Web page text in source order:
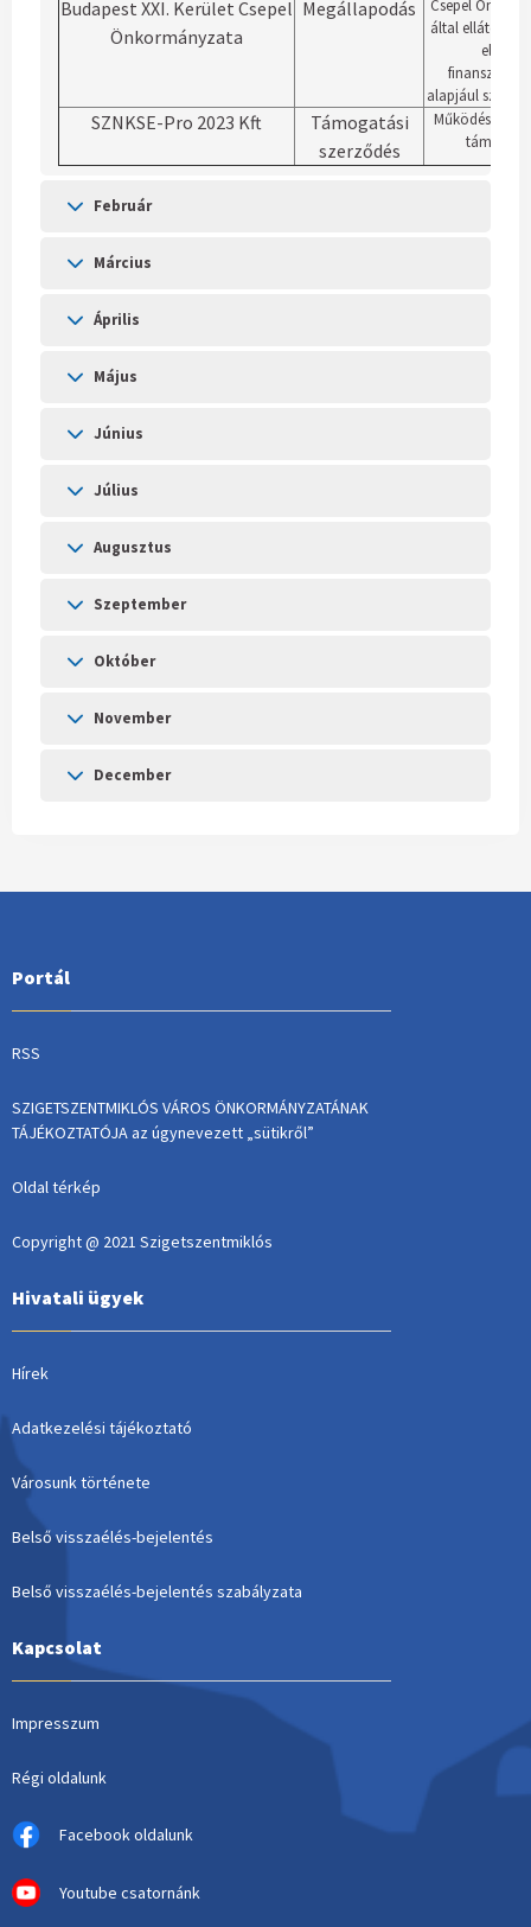
Budapest XXI. Kerület Csepel
Önkormányzata
Megállapodás
Csepel
által ellátott
ellátása
alapjául
SZNKSE-Pro 2023 Kft
Támogatási
szerződés
Működési
Február
Március
Április
Május
Június
Július
Augusztus
Szeptember
Október
November
December
Portál
RSS
SZIGETSZENTMIKLÓS VÁROS ÖNKORMÁNYZATÁNAK
TÁJÉKOZTATÓJA az úgynevezett „sütikről”
Oldal térkép
Copyright @ 2021 Szigetszentmiklós
Hivatali ügyek
Hírek
Adatkezelési tájékoztató
Városunk története
Belső visszaélés-bejelentés
Belső visszaélés-bejelentés szabályzata
Kapcsolat
Impresszum
Régi oldalunk
Facebook oldalunk
Youtube csatornánk